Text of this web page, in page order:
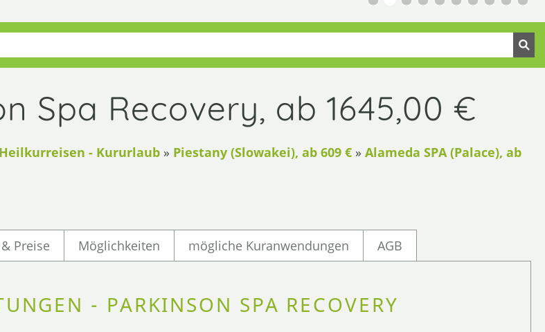
Spa Recovery, ab 1645,00 €
- Kururlaub» Piestany (Slowakei), ab 609 €» Alameda SPA (Palace), ab
Preise Möglichkeiten mögliche Kuranwendungen AGB
- PARKINSON SPA RECOVERY